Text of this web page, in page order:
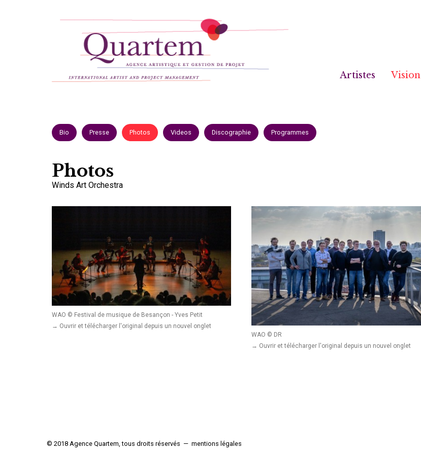
Artistes Vision
Bio Presse Photos Videos Discographie Programmes
Photos
Winds Art Orchestra
WAO © Festival de musique de Besançon - Yves Petit
→ Ouvrir et télécharger l'original depuis un nouvel onglet
WAO © DR
→ Ouvrir et télécharger l'original depuis un nouvel onglet
© 2018 Agence Quartem, tous droits réservés — mentions légales